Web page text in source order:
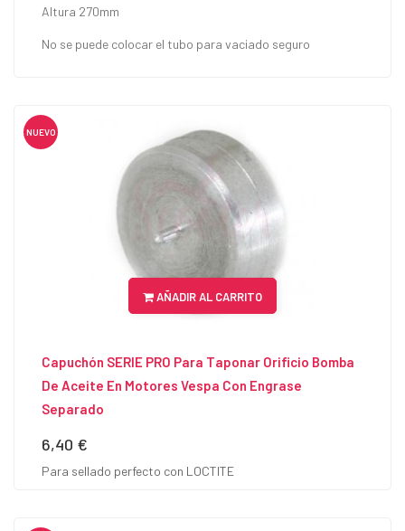
Altura 270mm
No se puede colocar el tubo para vaciado seguro
NUEVO
AÑADIR AL CARRITO
Capuchón SERIE PRO Para Taponar Orificio Bomba
De Aceite En Motores Vespa Con Engrase
Separado
Precio
6,40 €
Para sellado perfecto con LOCTITE